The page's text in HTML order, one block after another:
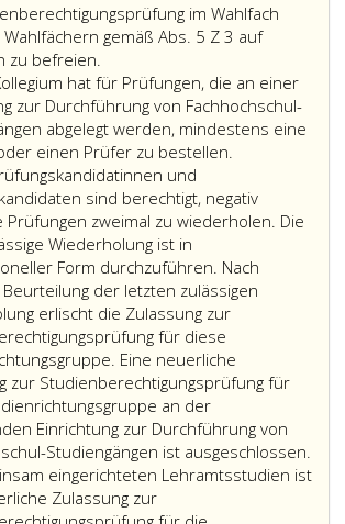
Sprache
und
klarem
Gedankengang
schriftlich
zu
äußern
vermag.
ist
Bedacht
im Wahlfach
gemäß Abs. 5 Z 3 auf
zu befreien.
und
Prüfungskandidaten,
die
eine
Meisterprüfung
oder
eine
Befähigungsprüfung
gemäß
der
Gewerbeordnung,
Bundesgesetzblatt
Nr. 194
aus
1994,,
oder
dem
Land-
und
forstwirtschaftlichen
hat für Prüfungen, die an einer
zur Durchführung von Fachhochschul-
abgelegt werden, mindestens eine
einen Prüfer zu bestellen.
und
sind berechtigt, negativ
Prüfungen zweimal zu wiederholen. Die
Wiederholung ist in
Form durchzuführen. Nach
der letzten zulässigen
erlischt die Zulassung zur
für diese
Eine neuerliche
zur Studienberechtigungsprüfung für
an der
Einrichtung zur Durchführung von
Studiengängen ist ausgeschlossen.
eingerichteten Lehramtsstudien ist
Zulassung zur